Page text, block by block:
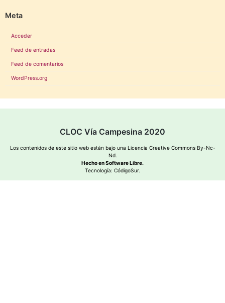
Meta
Acceder
Feed de entradas
Feed de comentarios
WordPress.org
CLOC Vía Campesina 2020
Los contenidos de este sitio web están bajo una Licencia Creative Commons By-Nc-
Nd.
Hecho en Software Libre.
Tecnología: CódigoSur.